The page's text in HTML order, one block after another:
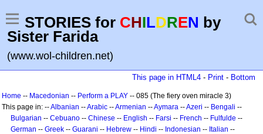
STORIES for CHILDREN by
Sister Farida
(www.wol-children.net)
This page in HTML4 - Print - Bottom
Home -- Macedonian -- Perform a PLAY -- 085 (The fiery oven miracle 3)
This page in: --Albanian --Arabic --Armenian --Aymara --Azeri -- Bengali --
Bulgarian -- Cebuano -- Chinese -- English -- Farsi -- French -- Fulfulde --
German -- Greek -- Guarani -- Hebrew -- Hindi -- Indonesian -- Italian --